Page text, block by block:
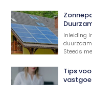
Inleiding
Steeds
Tips